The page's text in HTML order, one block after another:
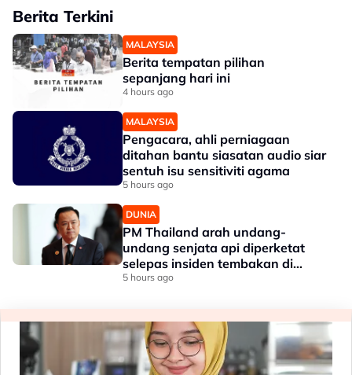
Berita Terkini
MALAYSIA
Berita tempatan pilihan
sepanjang hari ini
4 hours ago
MALAYSIA
Pengacara, ahli perniagaan
ditahan bantu siasatan audio siar
sentuh isu sensitiviti agama
5 hours ago
DUNIA
PM Thailand arah undang-
undang senjata api diperketat
selepas insiden tembakan di
sekolah
5 hours ago